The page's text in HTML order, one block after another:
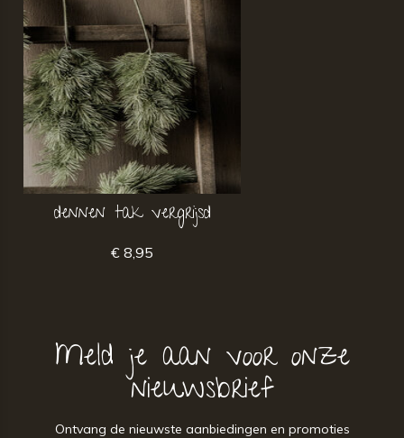
dennen tak vergrijsd
€ 8,95
Meld je aan voor onze
nieuwsbrief
Ontvang de nieuwste aanbiedingen en promoties